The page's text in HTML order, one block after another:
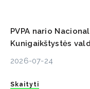
PVPA nario
Kunigaikštystės
2026-07-24
Skaityti